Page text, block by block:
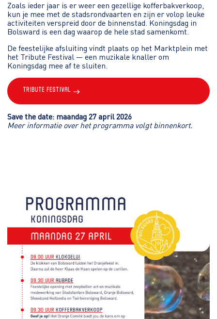
Zoals ieder jaar is er weer een gezellige kofferbakverkoop,
kun je mee met de stadsrondvaarten en zijn er volop leuke
activiteiten verspreid door de binnenstad. Koningsdag in
Bolsward is een dag waarop de hele stad samenkomt.
De feestelijke afsluiting vindt plaats op het Marktplein met
het Tribute Festival — een muzikale knaller om
Koningsdag mee af te sluiten.
Tribute Festival
Save the date: maandag 27 april 2026
Meer informatie over het programma volgt binnenkort.